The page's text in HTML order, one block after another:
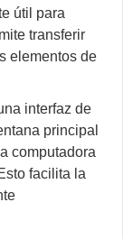
útil para
transferir
elementos de
interfaz de
principal
computadora
facilita la